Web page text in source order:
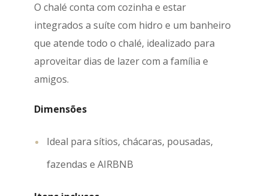
O chalé conta com cozinha e estar
integrados a suíte com hidro e um banheiro
que atende todo o chalé, idealizado para
aproveitar dias de lazer com a família e
amigos.
Dimensões
Ideal parasítios, chácaras, pousadas,
fazendas e AIRBNB